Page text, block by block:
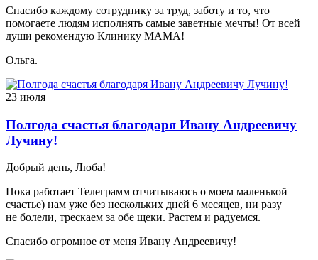
Спасибо каждому сотруднику за труд, заботу и то, что
помогаете людям исполнять самые заветные мечты! От всей
души рекомендую Клинику МАМА!
Ольга.
23 июля
Полгода счастья благодаря Ивану Андреевичу
Лучину!
Добрый день, Люба!
Пока работает Телеграмм отчитываюсь о моем маленькой
счастье) нам уже без нескольких дней 6 месяцев, ни разу
не болели, трескаем за обе щеки. Растем и радуемся.
Спасибо огромное от меня Ивану Андреевичу!